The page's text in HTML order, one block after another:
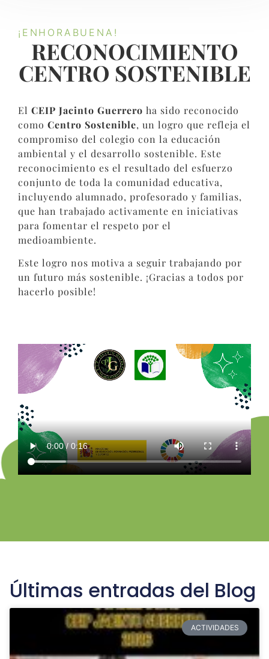
¡ENHORABUENA!
RECONOCIMIENTO
CENTRO SOSTENIBLE​
El CEIP Jacinto Guerrero ha sido reconocido
como Centro Sostenible, un logro que refleja el
compromiso del colegio con la educación
ambiental y el desarrollo sostenible. Este
reconocimiento es el resultado del esfuerzo
conjunto de toda la comunidad educativa,
incluyendo alumnado, profesorado y familias,
que han trabajado activamente en iniciativas
para fomentar el respeto por el
medioambiente.
Este logro nos motiva a seguir trabajando por
un futuro más sostenible. ¡Gracias a todos por
hacerlo posible!
Últimas entradas del Blog
ACTIVIDADES